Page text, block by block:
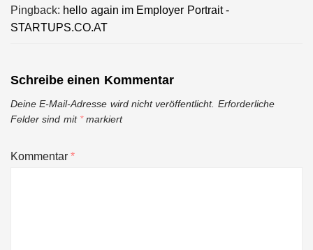
Pingback: hello again im Employer Portrait -
STARTUPS.CO.AT
Schreibe einen Kommentar
Deine E-Mail-Adresse wird nicht veröffentlicht. Erforderliche
Felder sind mit *markiert
Kommentar*